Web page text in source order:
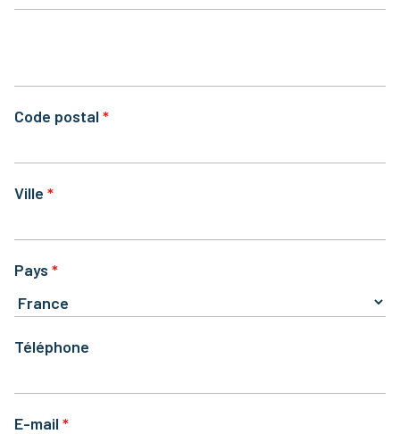
Code postal
Ville
Pays
Téléphone
E-mail